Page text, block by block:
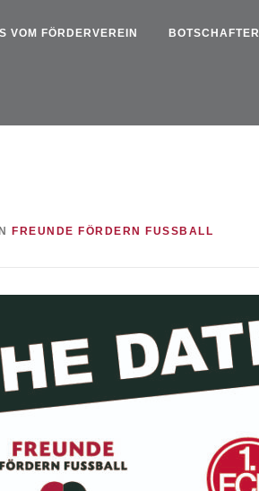
VOM FÖRDERVEREIN BOTSCHAFTER
FREUNDE FÖRDERN FUSSBALL